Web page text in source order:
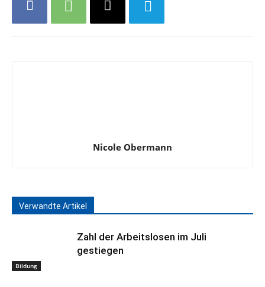
Nicole Obermann
Verwandte Artikel
Bildung
Zahl der Arbeitslosen im Juli
gestiegen